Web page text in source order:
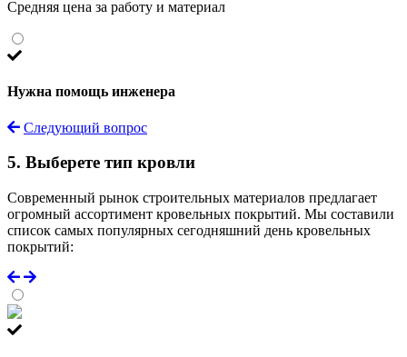
Средняя цена за работу и материал
Нужна помощь инженера
Следующий вопрос
5. Выберете тип кровли
Современный рынок строительных материалов предлагает
огромный ассортимент кровельных покрытий. Мы составили
список самых популярных сегодняшний день кровельных
покрытий: